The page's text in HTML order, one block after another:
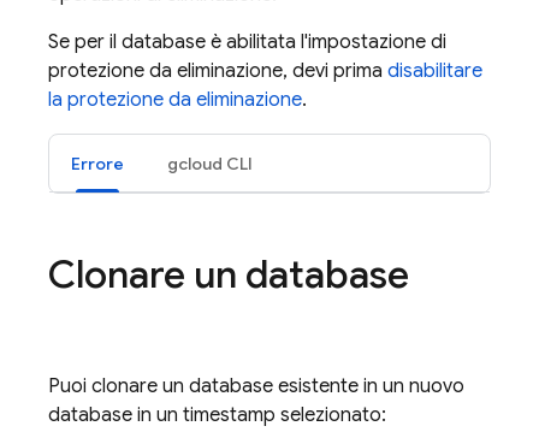
Se per il database è abilitata l'impostazione di
protezione da eliminazione, devi prima disabilitare
la protezione da eliminazione.
Errore gcloud CLI
Clonare un database
Puoi clonare un database esistente in un nuovo
database in un timestamp selezionato: